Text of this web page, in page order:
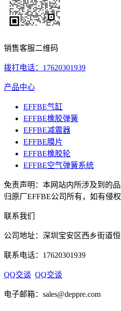
销售客服二维码
拨打电话：17620301939
产品中心
EFFBE气缸
EFFBE橡胶弹簧
EFFBE减震器
EFFBE膜片
EFFBE橡胶轮
EFFBE空气弹簧系统
免责声明：本网站内所涉及到的
归原厂EFFBE公司所有，如有侵
联系我们
公司地址：深圳宝安区西乡街道
联系电话：17620301939
QQ交谈 QQ交谈
电子邮箱：sales@deppre.com